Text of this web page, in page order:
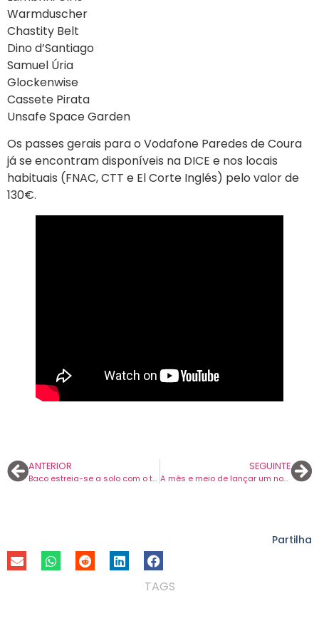
Warmduscher
Chastity Belt
Dino d’Santiago
Samuel Úria
Glockenwise
Cassete Pirata
Unsafe Space Garden
Os passes gerais para o Vodafone Paredes de Coura
já se encontram disponíveis na DICE e nos locais
habituais (FNAC, CTT e El Corte Inglés) pelo valor de
130€.
ANTERIOR
Baco estreia-se a solo com o tema “Complicado”. Concerto de apresentação é amanhã no MusicBox.
SEGUINTE
A mês e meio de lançar um novo disco, os Destroyer apresentam mais uma canção.
Partilha
TAGS